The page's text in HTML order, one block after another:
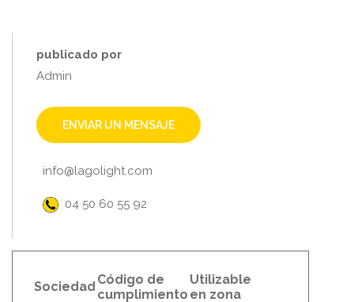
publicado por
Admin
ENVIAR UN MENSAJE
info@lagolight.com
04 50 60 55 92
Sociedad Código de
cumplimiento
Utilizable
en zona